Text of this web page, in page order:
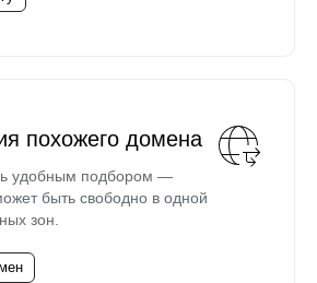
похожего домена
удобным подбором —
быть свободно в одной
зон.